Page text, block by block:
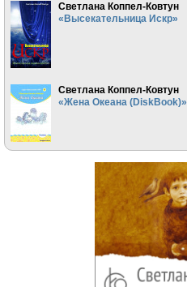
Светлана Коппел-Ковтун
«Высекательница Искр»
Светлана Коппел-Ковтун
«Жена Океана (DiskBook)»